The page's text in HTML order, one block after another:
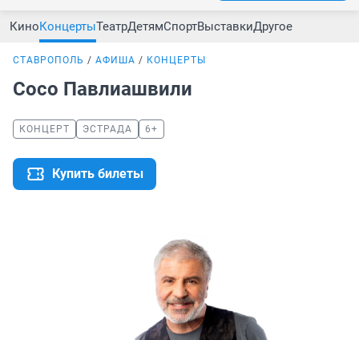
КиноКонцертыТеатрДетямСпортВыставкиДругое
СТАВРОПОЛЬ АФИША КОНЦЕРТЫ
Сосо Павлиашвили
КОНЦЕРТ ЭСТРАДА 6+
Купить билеты